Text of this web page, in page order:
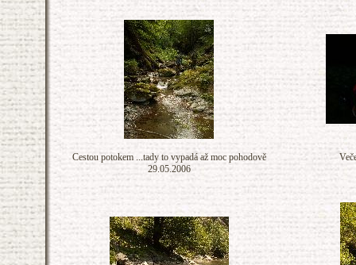
Cestou potokem ...tady to vypadá až moc pohodově
29.05.2006